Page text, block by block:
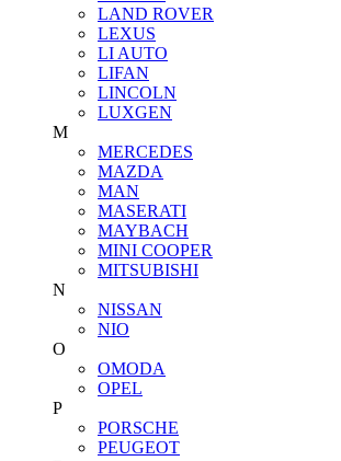
LAND ROVER
LEXUS
LI AUTO
LIFAN
LINCOLN
LUXGEN
M
MERCEDES
MAZDA
MAN
MASERATI
MAYBACH
MINI COOPER
MITSUBISHI
N
NISSAN
NIO
O
OMODA
OPEL
P
PORSCHE
PEUGEOT